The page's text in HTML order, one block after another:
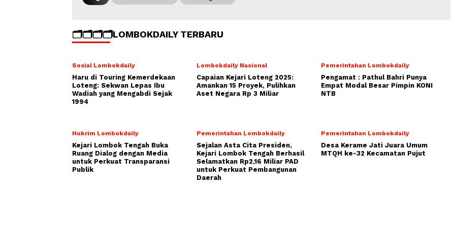
🗂️🗂️🗂️🗂️LOMBOKDAILY TERBARU
Sosial Lombokdaily
Haru di Touring Kemerdekaan
Loteng: Sekwan Lepas Ibu
Wadiah yang Mengabdi Sejak
1994
Lombokdaily Nasional
Capaian Kejari Loteng 2025:
Amankan 15 Proyek, Pulihkan
Aset Negara Rp 3 Miliar
Pemerintahan Lombokdaily
Pengamat : Pathul Bahri Punya
Empat Modal Besar Pimpin KONI
NTB
Hukrim Lombokdaily
Kejari Lombok Tengah Buka
Ruang Dialog dengan Media
untuk Perkuat Transparansi
Publik
Pemerintahan Lombokdaily
Sejalan Asta Cita Presiden,
Kejari Lombok Tengah Berhasil
Selamatkan Rp2,16 Miliar PAD
untuk Perkuat Pembangunan
Daerah
Pemerintahan Lombokdaily
Desa Kerame Jati Juara Umum
MTQH ke-32 Kecamatan Pujut